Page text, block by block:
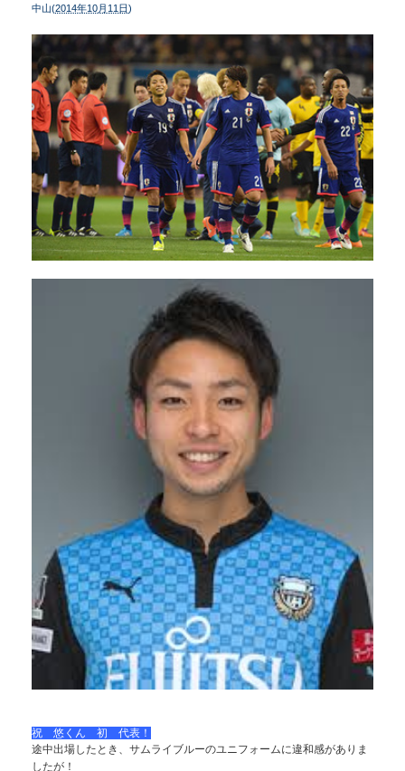
中山(2014年10月11日)
祝 悠くん 初 代表！
途中出場したとき、サムライブルーのユニフォームに違和感がありま
したが！